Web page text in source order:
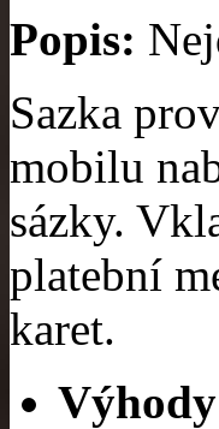
Popis:
Sazka
mobilu
sázky.
platební
karet.